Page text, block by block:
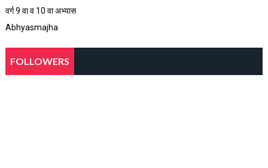
वर्ग 9 वा व 10 वा अभ्यास
Abhyasmajha
FOLLOWERS